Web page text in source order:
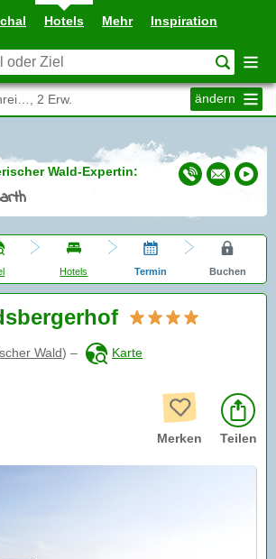
Hotels Mehr Inspiration
2 Erw. ändern
Wald-Expertin:
Hotels Termin Buchen
Wald) – Karte
Merken Teilen